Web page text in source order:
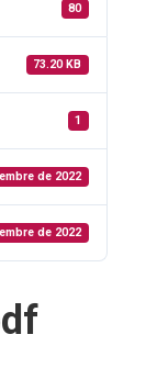
80
73.20 KB
1
de 2022
de 2022